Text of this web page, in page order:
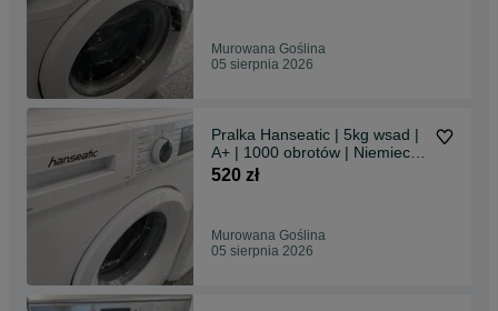
Murowana Goślina
05 sierpnia 2026
Pralka Hanseatic | 5kg wsad |
A+ | 1000 obrotów | Niemiecka
| Gwarancja
520 zł
Murowana Goślina
05 sierpnia 2026